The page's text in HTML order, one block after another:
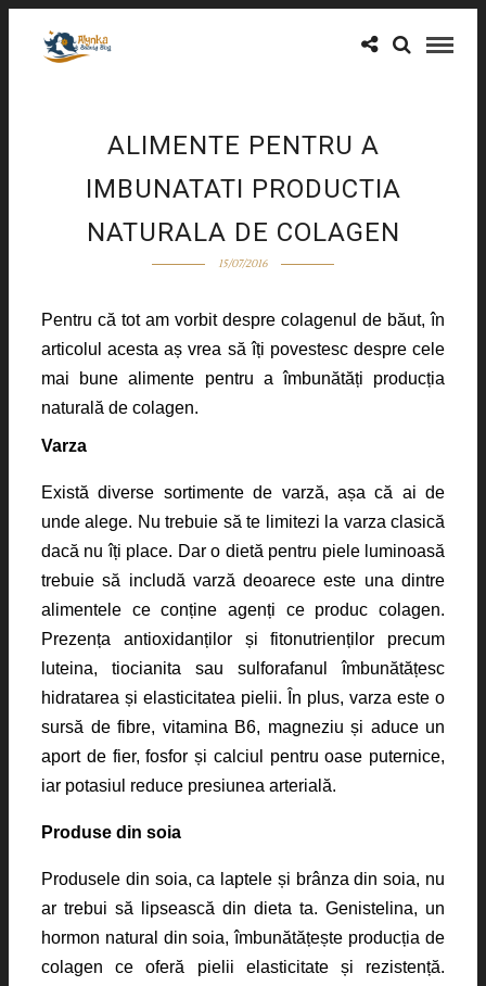
ALIMENTE PENTRU A
IMBUNATATI PRODUCTIA
NATURALA DE COLAGEN
15/07/2016
Pentru că tot am vorbit despre colagenul de băut, în
articolul acesta aș vrea să îți povestesc despre cele
mai bune alimente pentru a îmbunătăți producția
naturală de colagen.
Varza
Există diverse sortimente de varză, așa că ai de
unde alege. Nu trebuie să te limitezi la varza clasică
dacă nu îți place. Dar o dietă pentru piele luminoasă
trebuie să includă varză deoarece este una dintre
alimentele ce conține agenți ce produc colagen.
Prezența antioxidanților și fitonutrienților precum
luteina, tiocianita sau sulforafanul îmbunătățesc
hidratarea și elasticitatea pielii. În plus, varza este o
sursă de fibre, vitamina B6, magneziu și aduce un
aport de fier, fosfor și calciul pentru oase puternice,
iar potasiul reduce presiunea arterială.
Produse din soia
Produsele din soia, ca laptele și brânza din soia, nu
ar trebui să lipsească din dieta ta. Genistelina, un
hormon natural din soia, îmbunătățește producția de
colagen ce oferă pielii elasticitate și rezistență.